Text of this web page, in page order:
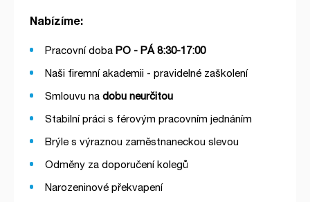
Nabízíme:
Pracovní doba PO - PÁ 8:30-17:00
Naši firemní akademii - pravidelné zaškolení
Smlouvu na dobu neurčitou
Stabilní práci s férovým pracovním jednáním
Brýle s výraznou zaměstnaneckou slevou
Odměny za doporučení kolegů
Narozeninové překvapení